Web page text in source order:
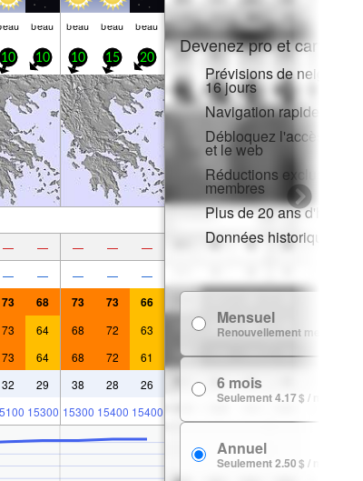
beau beau beau beau
10 10 10 15 20
— — — — —
— — — — —
73 68 73 73 66
73 64 68 72 63
73 64 68 72 61
32 29 38 28 26
15300 15300 15400 15400
Devenez pro et carve en:
Prévisions de neige
16 jours
Navigation rapide sans
Débloquez l'accès
et le web
Réductions exclusives
membres
Plus de 20 ans
Données historiques
Mensuel
Renouvellement mensuel
6 mois
Seulement 4.17 $ / mois
Annuel
Seulement 2.50 $ / mois